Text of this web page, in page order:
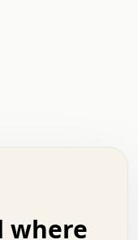
.   +   .   .
.   .   :   .
where